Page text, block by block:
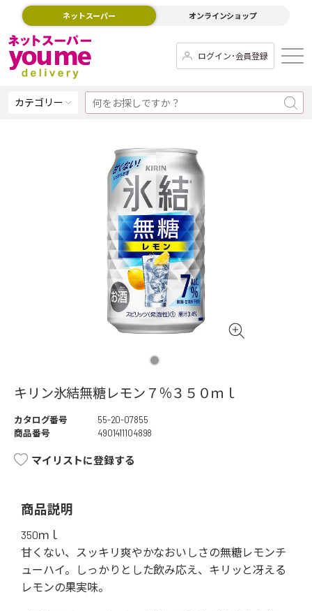
ネットスーパー オンラインショップ
ログイン･会員登録
カテゴリー
キリン氷結無糖レモン７％３５０ｍｌ
カタログ番号
55-20-07855
商品番号
4901411104898
マイリストに登録する
商品説明
350ｍｌ
甘くない、スッキリ爽やかなおいしさの無糖レモンチ
ューハイ。しっかりとした飲み応え、キリッと冴える
レモンの果実味。